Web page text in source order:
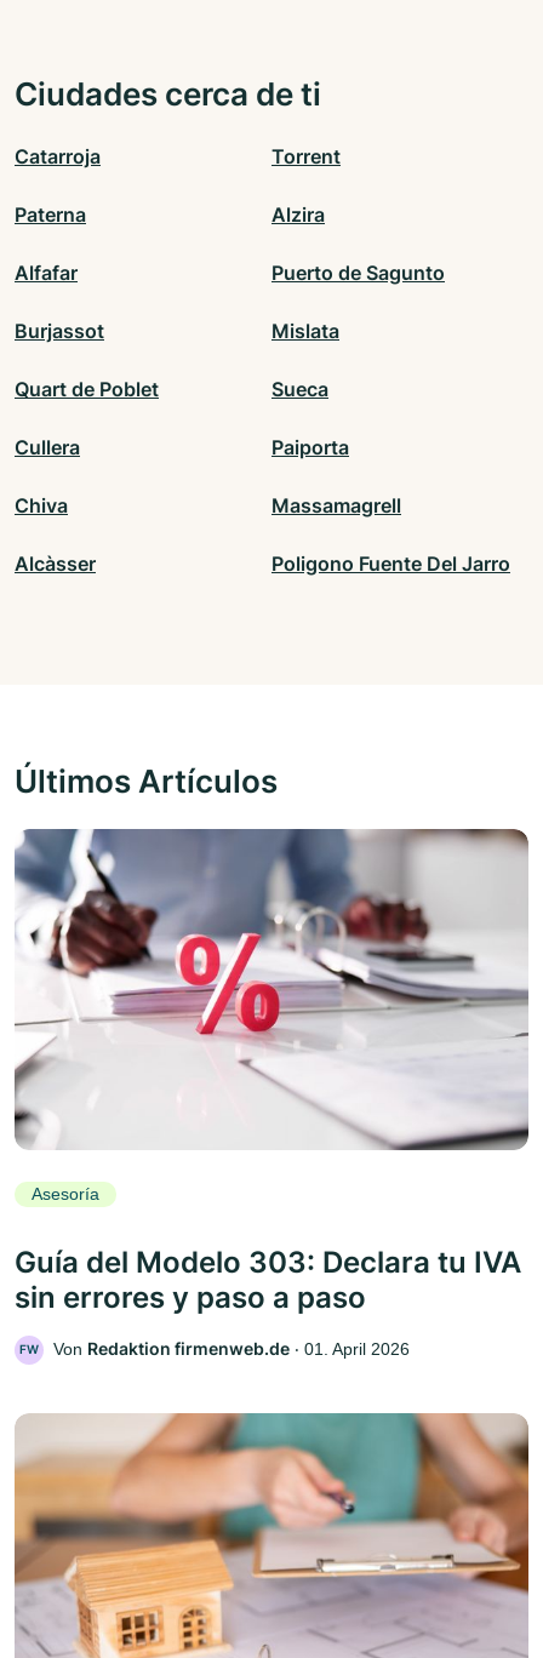
Ciudades cerca de ti
Catarroja Torrent
Paterna Alzira
Alfafar Puerto de Sagunto
Burjassot Mislata
Quart de Poblet Sueca
Cullera Paiporta
Chiva Massamagrell
Alcàsser Poligono Fuente Del Jarro
Últimos Artículos
Asesoría
Guía del Modelo 303: Declara tu IVA
sin errores y paso a paso
FW Von Redaktion firmenweb.de ‧ 01. April 2026